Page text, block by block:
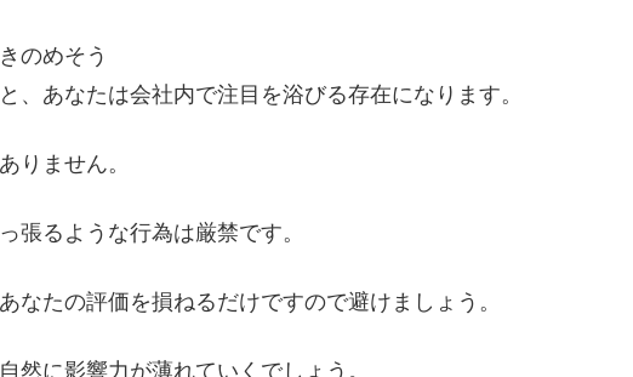
のめそう
、あなたは会社内で注目を浴びる存在になります。
りません。
張るような行為は厳禁です。
なたの評価を損ねるだけですので避けましょう。
然に影響力が薄れていくでしょう。